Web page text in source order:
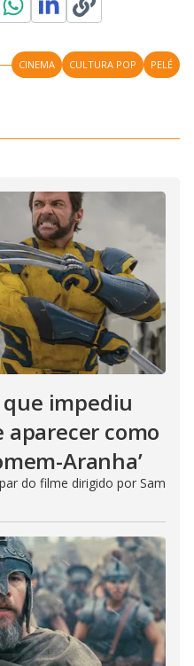
CINEMA CULTURA POP PELÉ
impediu
aparecer como
Aranha’
do filme dirigido por Sam